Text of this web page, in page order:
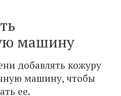
машину
добавлять кожуру
машину, чтобы
ее.